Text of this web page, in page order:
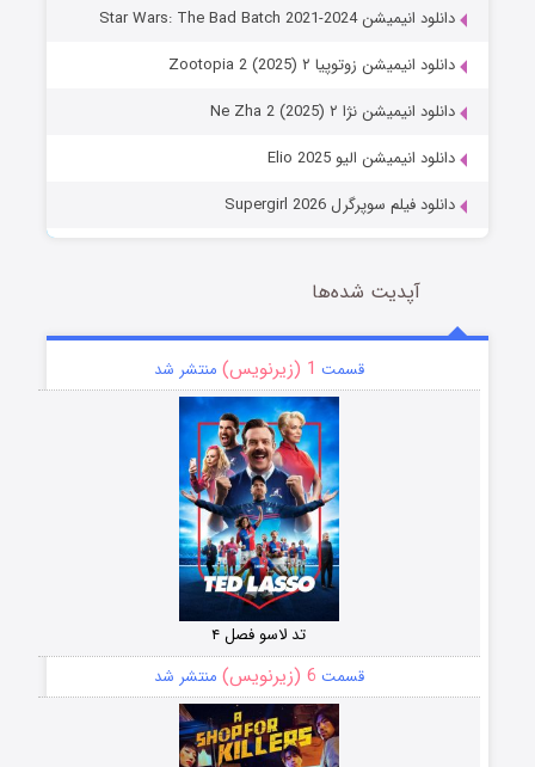
دانلود انیمیشن Star Wars: The Bad Batch 2021-2024
دانلود انیمیشن زوتوپیا ۲ Zootopia 2 (2025)
دانلود انیمیشن نژا ۲ Ne Zha 2 (2025)
دانلود انیمیشن الیو Elio 2025
دانلود فیلم سوپرگرل Supergirl 2026
آپدیت شده‌ها
قسمت 1 (زیرنویس) منتشر شد
تد لاسو فصل ۴
قسمت 6 (زیرنویس) منتشر شد